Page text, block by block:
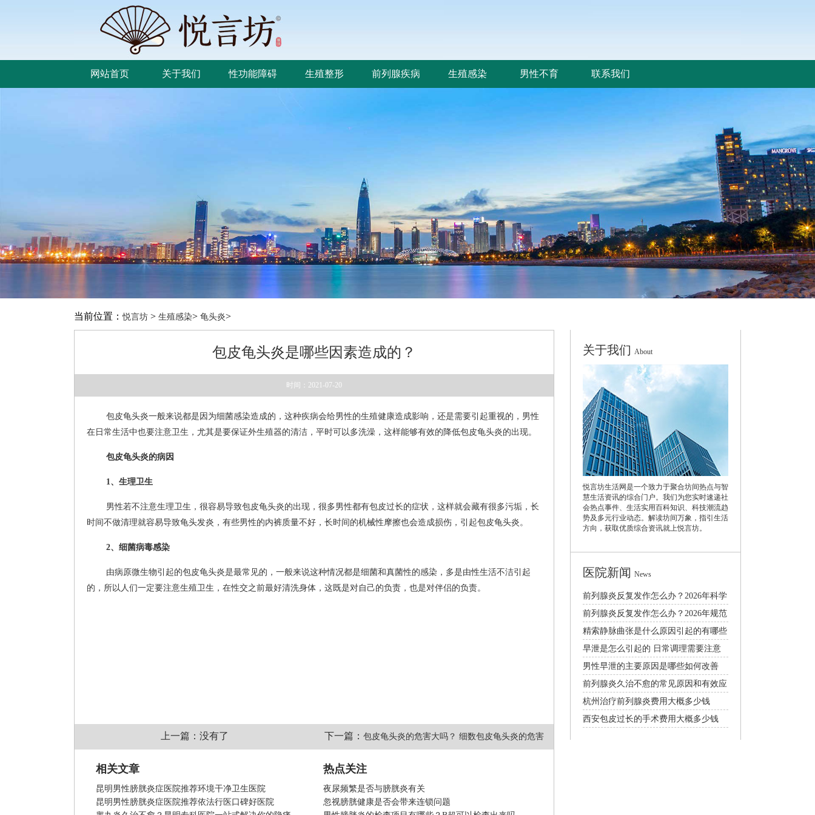
网站首页 关于我们 性功能障碍 生殖整形 前列腺疾病 生殖感染 男性不育 联系我们
当前位置：悦言坊 > 生殖感染> 龟头炎>
包皮龟头炎是哪些因素造成的？
时间：2021-07-20
包皮龟头炎一般来说都是因为细菌感染造成的，这种疾病会给男性的生殖健康造成影响，还是需要引起重视的，男性
在日常生活中也要注意卫生，尤其是要保证外生殖器的清洁，平时可以多洗澡，这样能够有效的降低包皮龟头炎的出现。
包皮龟头炎的病因
1、生理卫生
男性若不注意生理卫生，很容易导致包皮龟头炎的出现，很多男性都有包皮过长的症状，这样就会藏有很多污垢，长
时间不做清理就容易导致龟头发炎，有些男性的内裤质量不好，长时间的机械性摩擦也会造成损伤，引起包皮龟头炎。
2、细菌病毒感染
由病原微生物引起的包皮龟头炎是最常见的，一般来说这种情况都是细菌和真菌性的感染，多是由性生活不洁引起
的，所以人们一定要注意生殖卫生，在性交之前最好清洗身体，这既是对自己的负责，也是对伴侣的负责。
上一篇：没有了 下一篇： 包皮龟头炎的危害大吗？ 细数包皮龟头炎的危害
相关文章
昆明男性膀胱炎症医院推荐环境干净卫生医院
昆明男性膀胱炎症医院推荐依法行医口碑好医院
热点关注
夜尿频繁是否与膀胱炎有关
忽视膀胱健康是否会带来连锁问题
关于我们 About
悦言坊生活网是一个致力于聚合坊间热点与智
慧生活资讯的综合门户。我们为您实时速递社
会热点事件、生活实用百科知识、科技潮流趋
势及多元行业动态。解读坊间万象，指引生活
方向，获取优质综合资讯就上悦言坊。
医院新闻 News
前列腺炎反复发作怎么办？2026年科学
治疗与预防全攻略
前列腺炎反复发作怎么办？2026年规范
治疗与日常护理指南
精索静脉曲张是什么原因引起的有哪些
症状需要手术吗
早泄是怎么引起的 日常调理需要注意
什么
男性早泄的主要原因是哪些如何改善
前列腺炎久治不愈的常见原因和有效应
对方法
杭州治疗前列腺炎费用大概多少钱
西安包皮过长的手术费用大概多少钱